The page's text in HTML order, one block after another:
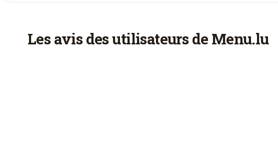
maison ? Ce
Les avis des utilisateurs de Menu.lu